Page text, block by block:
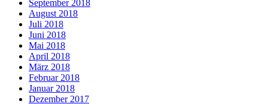
September 2018
August 2018
Juli 2018
Juni 2018
Mai 2018
April 2018
März 2018
Februar 2018
Januar 2018
Dezember 2017